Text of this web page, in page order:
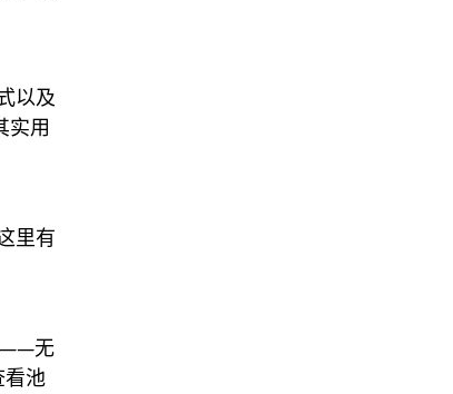
以及
实用
里有
——无
看池